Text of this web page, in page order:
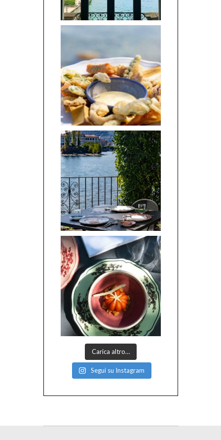
Carica altro…
Segui su Instagram